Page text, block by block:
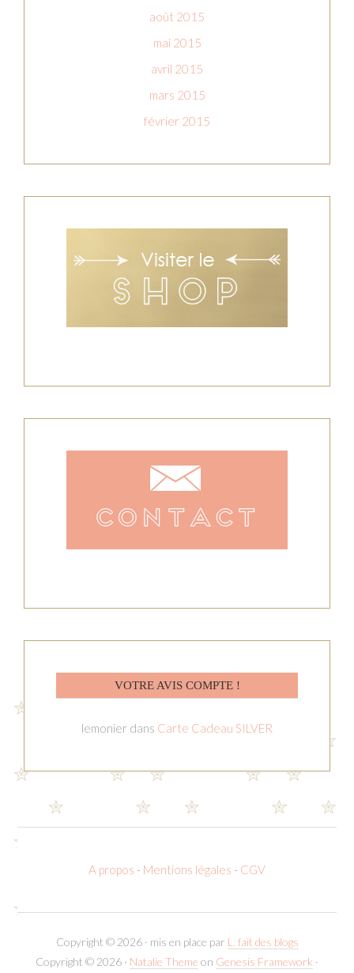
août 2015
mai 2015
avril 2015
mars 2015
février 2015
VOTRE AVIS COMPTE !
lemonier dans Carte Cadeau SILVER
A propos - Mentions légales - CGV
Copyright © 2026 · mis en place par L. fait des blogs
Copyright © 2026 · Natalie Theme on Genesis Framework ·